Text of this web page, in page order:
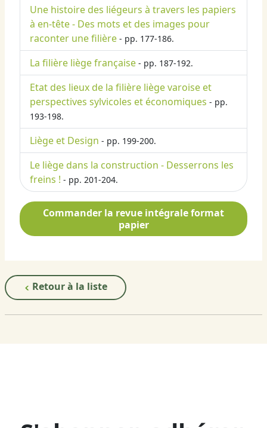
Une histoire des liégeurs à travers les papiers
à en-tête - Des mots et des images pour
raconter une filière - pp. 177-186.
La filière liège française - pp. 187-192.
Etat des lieux de la filière liège varoise et
perspectives sylvicoles et économiques - pp.
193-198.
Liège et Design - pp. 199-200.
Le liège dans la construction - Desserrons les
freins ! - pp. 201-204.
Commander la revue intégrale format
papier
Retour à la liste